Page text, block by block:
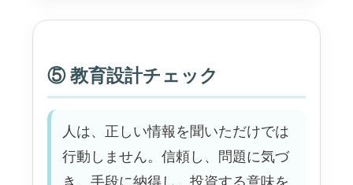
⑤ 教育設計チェック
人は、正しい情報を聞いただけでは
行動しません。信頼し、問題に気づ
き、手段に納得し、投資する意味を